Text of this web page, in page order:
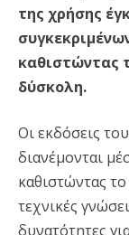
της χρήσης
καθιστώντας
δύσκολη.
Οι εκδόσεις
διανέμονται
καθιστώντας
τεχνικές
δυνατότητες